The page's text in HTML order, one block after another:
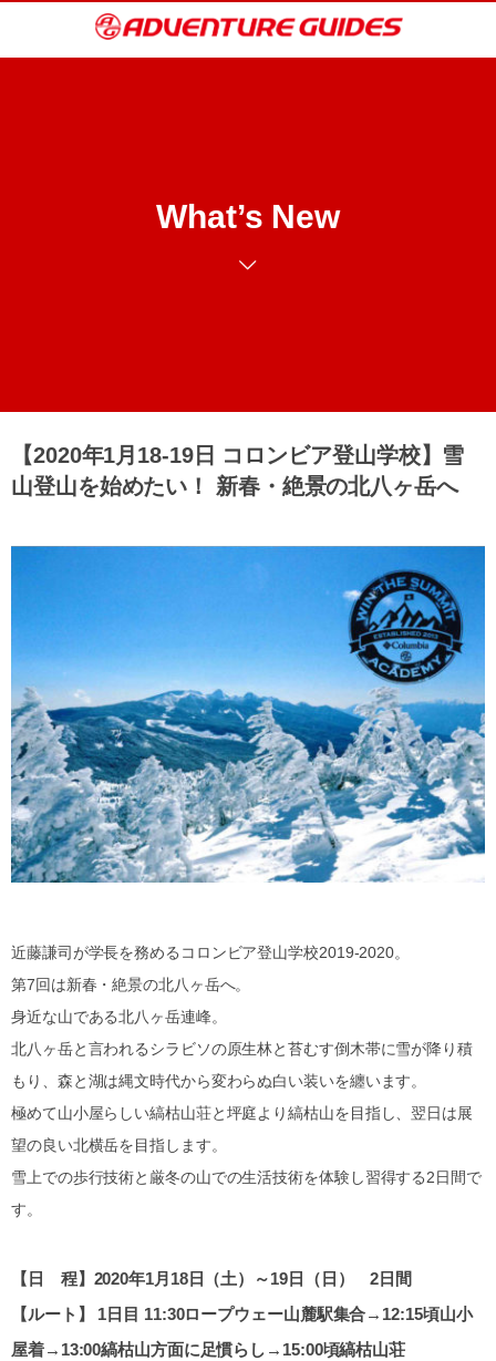
What’s New
【2020年1月18-19日 コロンビア登山学校】雪
山登山を始めたい！ 新春・絶景の北八ヶ岳へ
近藤謙司が学長を務めるコロンビア登山学校2019-2020。
第7回は新春・絶景の北八ヶ岳へ。
身近な山である北八ヶ岳連峰。
北八ヶ岳と言われるシラビソの原生林と苔むす倒木帯に雪が降り積
もり、森と湖は縄文時代から変わらぬ白い装いを纏います。
極めて山小屋らしい縞枯山荘と坪庭より縞枯山を目指し、翌日は展
望の良い北横岳を目指します。
雪上での歩行技術と厳冬の山での生活技術を体験し習得する2日間で
す。
【日 程】2020年1月18日（土）～19日（日） 2日間
【ルート】 1日目 11:30ロープウェー山麓駅集合→12:15頃山小
屋着→13:00縞枯山方面に足慣らし→15:00頃縞枯山荘